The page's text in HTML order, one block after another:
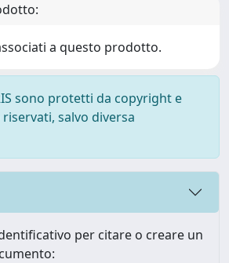
a questo prodotto.
sono protetti da copyright e
salvo diversa
per citare o creare un